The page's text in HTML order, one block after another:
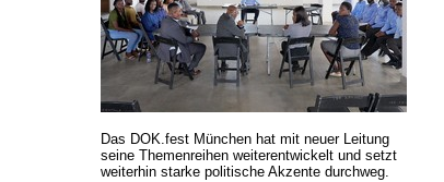
Das DOK.fest München hat mit neuer Leitung
seine Themenreihen weiterentwickelt und setzt
weiterhin starke politische Akzente durchweg.